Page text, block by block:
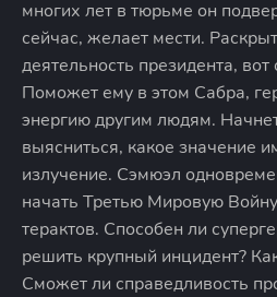
многих лет в тюрьме он
сейчас, желает мести.
деятельность президента,
Поможет ему в этом Сабра,
энергию другим людям.
выясниться, какое значение
излучение. Сэмюэл
начать Третью Мировую
терактов. Способен ли
решить крупный инцидент?
Сможет ли справедливость